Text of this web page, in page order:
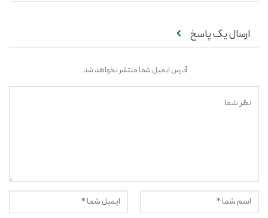
ارسال یک پاسخ
آدرس ایمیل شما منتشر نخواهد شد.